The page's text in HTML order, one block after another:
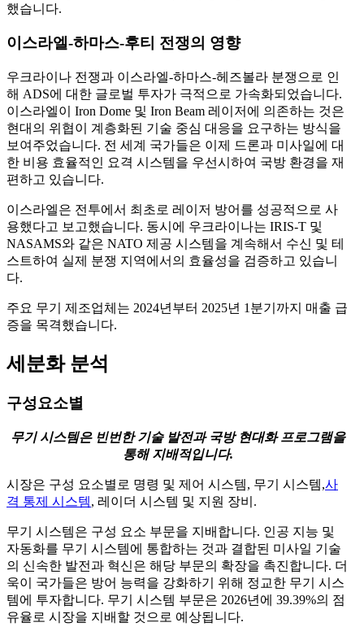
했습니다.
이스라엘-하마스-후티 전쟁의 영향
우크라이나 전쟁과 이스라엘-하마스-헤즈볼라 분쟁으로 인
해 ADS에 대한 글로벌 투자가 극적으로 가속화되었습니다.
이스라엘이 Iron Dome 및 Iron Beam 레이저에 의존하는 것은
현대의 위협이 계층화된 기술 중심 대응을 요구하는 방식을
보여주었습니다. 전 세계 국가들은 이제 드론과 미사일에 대
한 비용 효율적인 요격 시스템을 우선시하여 국방 환경을 재
편하고 있습니다.
이스라엘은 전투에서 최초로 레이저 방어를 성공적으로 사
용했다고 보고했습니다. 동시에 우크라이나는 IRIS-T 및
NASAMS와 같은 NATO 제공 시스템을 계속해서 수신 및 테
스트하여 실제 분쟁 지역에서의 효율성을 검증하고 있습니
다.
주요 무기 제조업체는 2024년부터 2025년 1분기까지 매출 급
증을 목격했습니다.
세분화 분석
구성요소별
무기 시스템은 빈번한 기술 발전과 국방 현대화 프로그램을
통해 지배적입니다.
시장은 구성 요소별로 명령 및 제어 시스템, 무기 시스템,사
격 통제 시스템, 레이더 시스템 및 지원 장비.
무기 시스템은 구성 요소 부문을 지배합니다. 인공 지능 및
자동화를 무기 시스템에 통합하는 것과 결합된 미사일 기술
의 신속한 발전과 혁신은 해당 부문의 확장을 촉진합니다. 더
욱이 국가들은 방어 능력을 강화하기 위해 정교한 무기 시스
템에 투자합니다. 무기 시스템 부문은 2026년에 39.39%의 점
유율로 시장을 지배할 것으로 예상됩니다.